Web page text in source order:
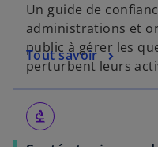
Un guide de
administrations et
public à gérer les
perturbent leurs
Tout savoir
biotech